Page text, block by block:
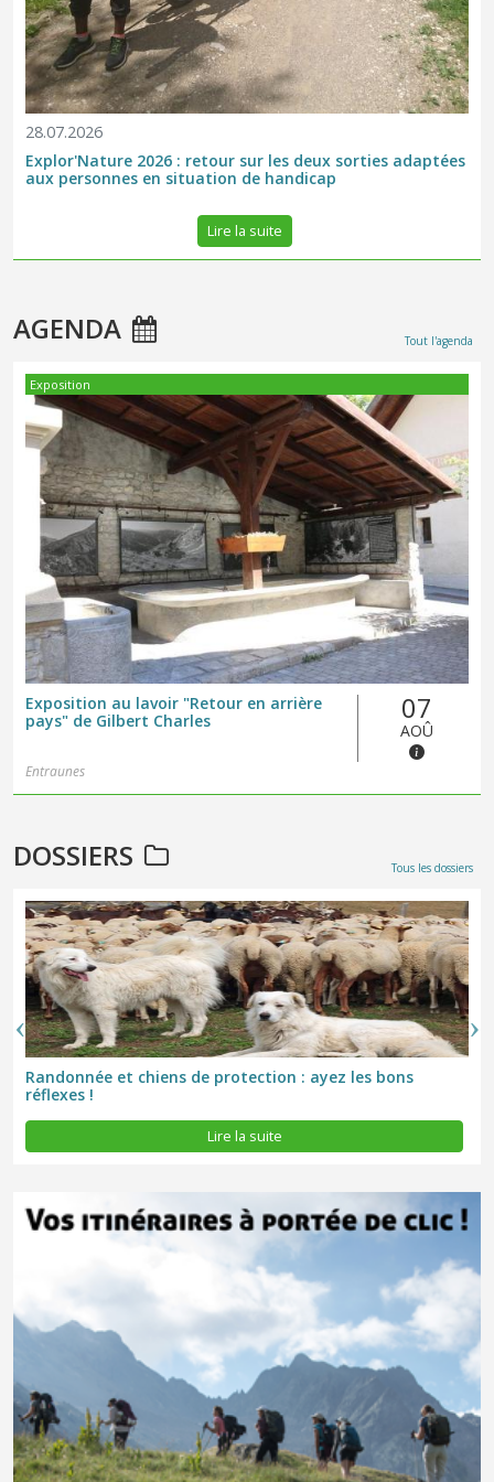
28.07.2026
Explor'Nature 2026 : retour sur les deux sorties adaptées
aux personnes en situation de handicap
Lire la suite
AGENDA Tout l'agenda
Exposition
Exposition au lavoir "Retour en arrière
pays" de Gilbert Charles
07
AOÛ
Entraunes
DOSSIERS Tous les dossiers
Randonnée et chiens de protection : ayez les bons
réflexes !
Lire la suite